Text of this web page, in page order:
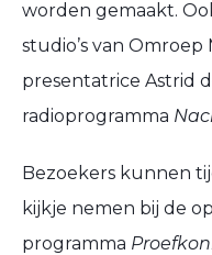
worden gemaakt.
studio’s van Omroep
presentatrice Astrid
radioprogramma
Bezoekers kunnen
kijkje nemen bij de
programma